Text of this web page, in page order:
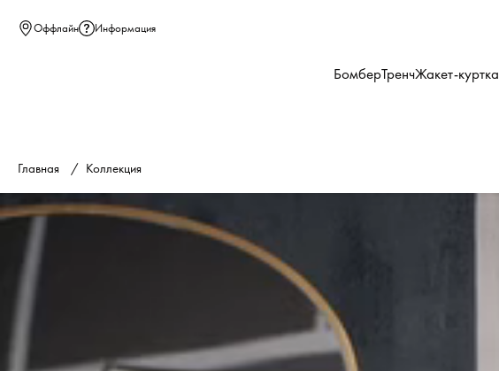
Оффлайн Информация
БомберТренчЖакет-куртка
Главная Коллекция